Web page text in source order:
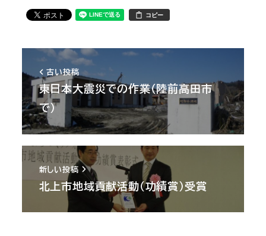
コピー
古い投稿
東日本大震災での作業（陸前高田市
で）
新しい投稿
北上市地域貢献活動（功績賞）受賞